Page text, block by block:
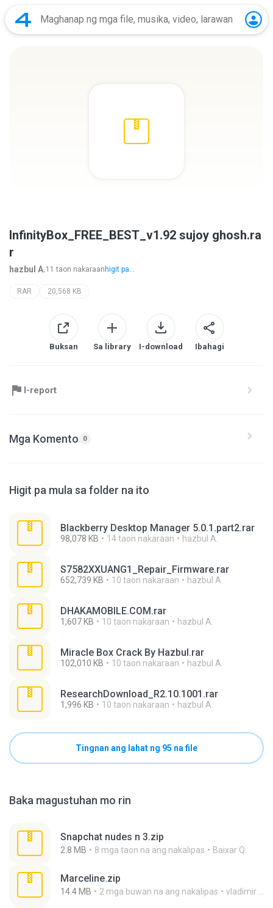
InfinityBox_FREE_BEST_v1.92 sujoy ghosh.ra
r
hazbul A.11 taon nakaraan higit pa...
RAR 20,568 KB
Buksan Sa library I-download Ibahagi
I-report
Mga Komento 0
Higit pa mula sa folder na ito
Blackberry Desktop Manager 5.0.1.part2.rar
98,078 KB 14 taon nakaraan hazbul A.
S7582XXUANG1_Repair_Firmware.rar
652,739 KB 10 taon nakaraan hazbul A.
DHAKAMOBILE.COM.rar
1,607 KB 10 taon nakaraan hazbul A.
Miracle Box Crack By Hazbul.rar
102,010 KB 10 taon nakaraan hazbul A.
ResearchDownload_R2.10.1001.rar
1,996 KB 10 taon nakaraan hazbul A.
Tingnan ang lahat ng 95 na file
Baka magustuhan mo rin
Snapchat nudes n 3.zip
2.8 MB 8 mga taon na ang nakalipas Baixar Q.
Marceline.zip
14.4 MB 2 mga buwan na ang nakalipas vladimir M.